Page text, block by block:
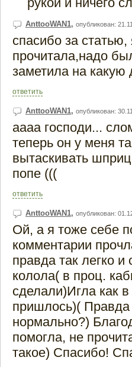
AnttooWAN1, опубликован:
спасибо за
прочитала,надо
заметила на какую
ответить
AnttooWAN1, опубликован:
аааа господи...
теперь он у меня
вытаскивать
попе (((
ответить
AnttooWAN1, опубликован:
Ой, а я тоже себе
комментарии
правда так легко
колола( в проц.
сделали)Игла как
пришлось)( Правда
нормально?)
помогла, не
такое) Спасибо!